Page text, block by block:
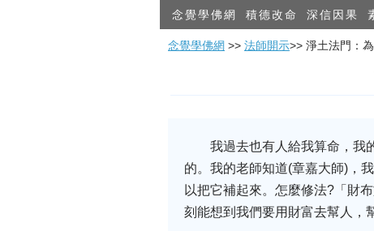
念覺學佛網 積德改命 深信因果
念覺學佛網 >> 法師開示>> 淨土法門：
我過去也有人給我算命，我
的。我的老師知道(章嘉大師)，
以把它補起來。怎麼修法?「財
刻能想到我們要用財富去幫人，